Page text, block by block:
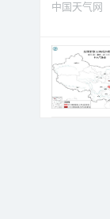
中国天气网